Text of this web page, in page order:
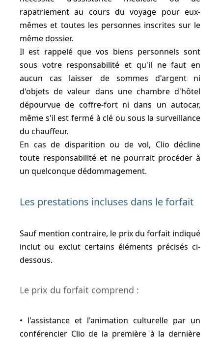
rapatriement au cours du voyage pour eux-
mêmes et toutes les personnes inscrites sur le
même dossier.
Il est rappelé que vos biens personnels sont
sous votre responsabilité et qu'il ne faut en
aucun cas laisser de sommes d'argent ni
d'objets de valeur dans une chambre d'hôtel
dépourvue de coffre-fort ni dans un autocar,
même s'il est fermé à clé ou sous la surveillance
du chauffeur.
En cas de disparition ou de vol, Clio décline
toute responsabilité et ne pourrait procéder à
un quelconque dédommagement.
Les prestations incluses dans le forfait
Sauf mention contraire, le prix du forfait indiqué
inclut ou exclut certains éléments précisés ci-
dessous.
Le prix du forfait comprend :
• l'assistance et l'animation culturelle par un
conférencier Clio de la première à la dernière